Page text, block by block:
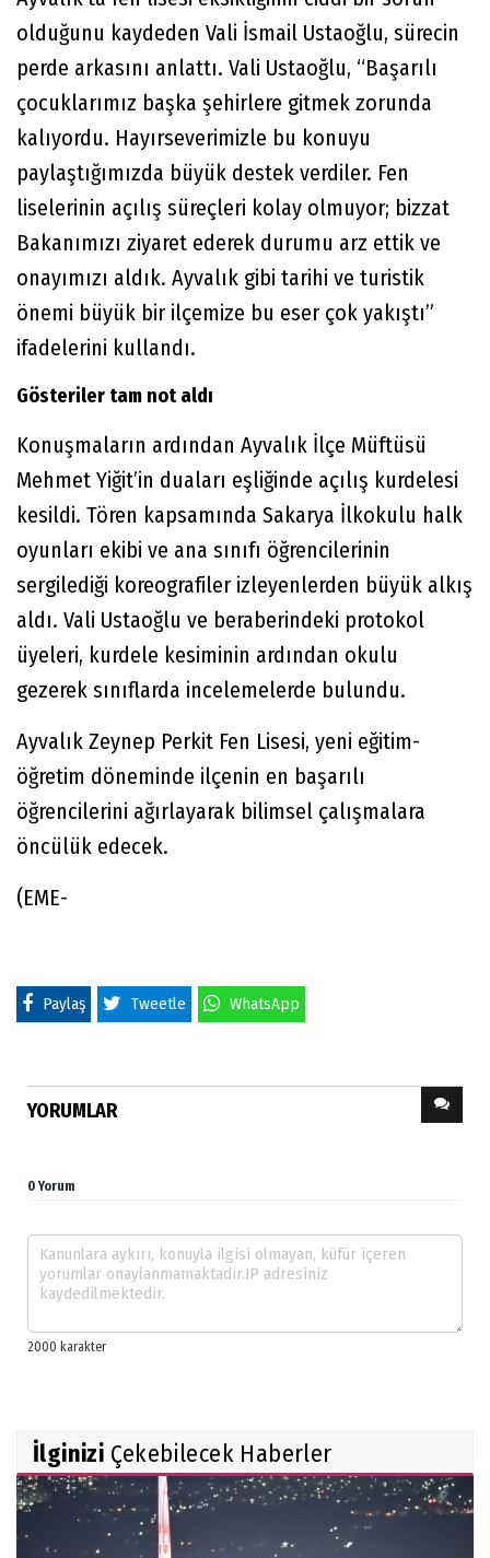
olduğunu kaydeden Vali İsmail Ustaoğlu, sürecin
perde arkasını anlattı. Vali Ustaoğlu, “Başarılı
çocuklarımız başka şehirlere gitmek zorunda
kalıyordu. Hayırseverimizle bu konuyu
paylaştığımızda büyük destek verdiler. Fen
liselerinin açılış süreçleri kolay olmuyor; bizzat
Bakanımızı ziyaret ederek durumu arz ettik ve
onayımızı aldık. Ayvalık gibi tarihi ve turistik
önemi büyük bir ilçemize bu eser çok yakıştı”
ifadelerini kullandı.
Gösteriler tam not aldı
Konuşmaların ardından Ayvalık İlçe Müftüsü
Mehmet Yiğit’in duaları eşliğinde açılış kurdelesi
kesildi. Tören kapsamında Sakarya İlkokulu halk
oyunları ekibi ve ana sınıfı öğrencilerinin
sergilediği koreografiler izleyenlerden büyük alkış
aldı. Vali Ustaoğlu ve beraberindeki protokol
üyeleri, kurdele kesiminin ardından okulu
gezerek sınıflarda incelemelerde bulundu.
Ayvalık Zeynep Perkit Fen Lisesi, yeni eğitim-
öğretim döneminde ilçenin en başarılı
öğrencilerini ağırlayarak bilimsel çalışmalara
öncülük edecek.
(EME-
Paylaş Tweetle WhatsApp
YORUMLAR
0 Yorum
İlginizi Çekebilecek Haberler